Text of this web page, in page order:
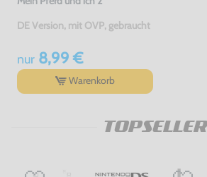
DE Version, mit OVP, gebraucht
nur8,99 €
Warenkorb
TOPSELLER